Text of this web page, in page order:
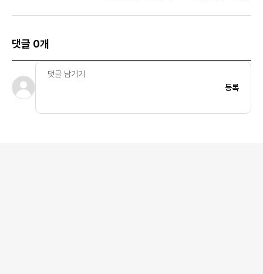
댓글 0개
등록